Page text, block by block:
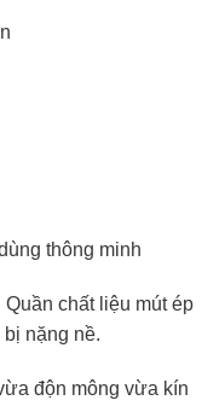
thông minh
chất liệu mút ép
nặng nề.
độn mông vừa kín